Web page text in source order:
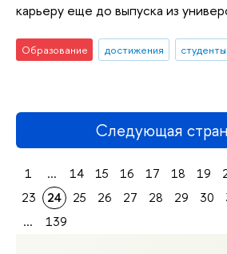
карьеру еще до выпуска из
Образование достижения студенты
Следующая
1 ... 14 15 16 17 18 19
23
24 25 26 27 28 29 30
...
139